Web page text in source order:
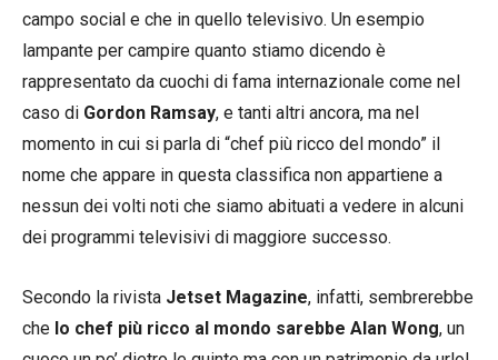
campo social e che in quello televisivo. Un esempio
lampante per campire quanto stiamo dicendo è
rappresentato da cuochi di fama internazionale come nel
caso di Gordon Ramsay, e tanti altri ancora, ma nel
momento in cui si parla di “chef più ricco del mondo” il
nome che appare in questa classifica non appartiene a
nessun dei volti noti che siamo abituati a vedere in alcuni
dei programmi televisivi di maggiore successo.
Secondo la rivista Jetset Magazine, infatti, sembrerebbe
che lo chef più ricco al mondo sarebbe Alan Wong, un